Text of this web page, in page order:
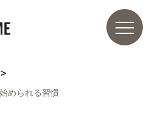
められる習慣